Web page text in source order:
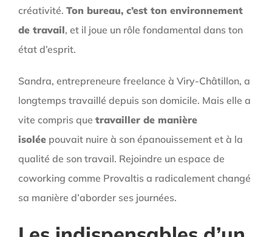
créativité. Ton bureau, c’est ton environnement
de travail, et il joue un rôle fondamental dans ton
état d’esprit.
Sandra, entrepreneure freelance à Viry-Châtillon, a
longtemps travaillé depuis son domicile. Mais elle a
vite compris que travailler de manière
isoléepouvait nuire à son épanouissement et à la
qualité de son travail. Rejoindre un espace de
coworking comme Provaltis a radicalement changé
sa manière d’aborder ses journées.